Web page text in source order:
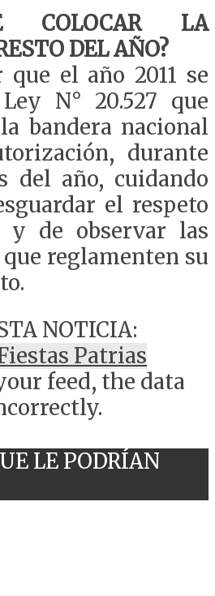
COLOCAR LA
DEL AÑO?
que el año 2011 se
N° 20.527 que
bandera nacional
durante
del año, cuidando
el respeto
de observar las
reglamenten su
NOTICIA:
Patrias
feed, the data
LE PODRÍAN